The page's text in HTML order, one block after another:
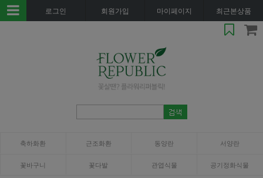
로그인 회원가입 마이페이지 최근본상품
축하화환 근조화환 동양란 서양란
꽃바구니 꽃다발 관엽식물 공기정화식물